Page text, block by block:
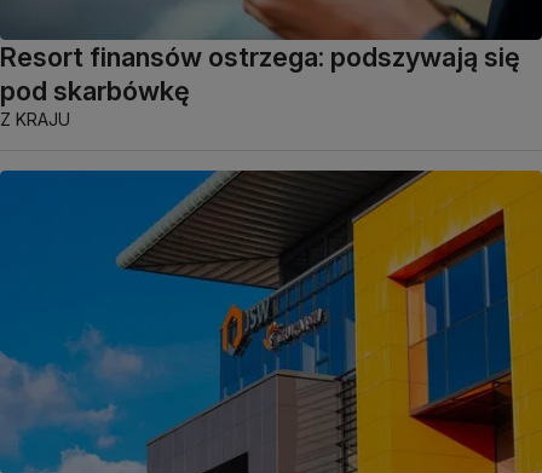
Resort finansów ostrzega: podszywają się
pod skarbówkę
Z KRAJU